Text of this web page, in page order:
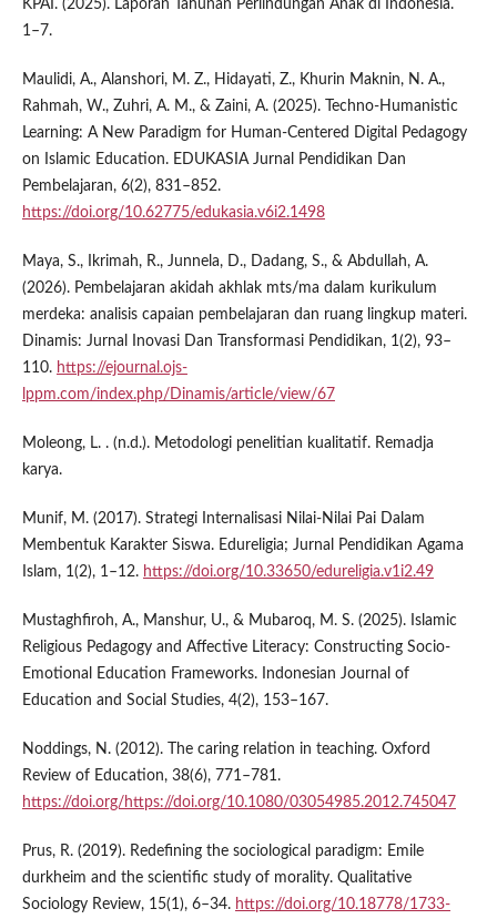
KPAI. (2025). Laporan Tahunan Perlindungan Anak di Indonesia.
1–7.
Maulidi, A., Alanshori, M. Z., Hidayati, Z., Khurin Maknin, N. A.,
Rahmah, W., Zuhri, A. M., & Zaini, A. (2025). Techno-Humanistic
Learning: A New Paradigm for Human-Centered Digital Pedagogy
on Islamic Education. EDUKASIA Jurnal Pendidikan Dan
Pembelajaran, 6(2), 831–852.
https://doi.org/10.62775/edukasia.v6i2.1498
Maya, S., Ikrimah, R., Junnela, D., Dadang, S., & Abdullah, A.
(2026). Pembelajaran akidah akhlak mts/ma dalam kurikulum
merdeka: analisis capaian pembelajaran dan ruang lingkup materi.
Dinamis: Jurnal Inovasi Dan Transformasi Pendidikan, 1(2), 93–
110. https://ejournal.ojs-
lppm.com/index.php/Dinamis/article/view/67
Moleong, L. . (n.d.). Metodologi penelitian kualitatif. Remadja
karya.
Munif, M. (2017). Strategi Internalisasi Nilai-Nilai Pai Dalam
Membentuk Karakter Siswa. Edureligia; Jurnal Pendidikan Agama
Islam, 1(2), 1–12. https://doi.org/10.33650/edureligia.v1i2.49
Mustaghfiroh, A., Manshur, U., & Mubaroq, M. S. (2025). Islamic
Religious Pedagogy and Affective Literacy: Constructing Socio-
Emotional Education Frameworks. Indonesian Journal of
Education and Social Studies, 4(2), 153–167.
Noddings, N. (2012). The caring relation in teaching. Oxford
Review of Education, 38(6), 771–781.
https://doi.org/https://doi.org/10.1080/03054985.2012.745047
Prus, R. (2019). Redefining the sociological paradigm: Emile
durkheim and the scientific study of morality. Qualitative
Sociology Review, 15(1), 6–34. https://doi.org/10.18778/1733-